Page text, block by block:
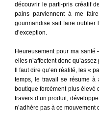
découvrir le parti-pris créatif
pains parviennent à me
gourmandise sait faire oublier
d’exception.
Heureusement pour ma santé
elles n’affectent donc
Il faut dire qu’en réalité, les «
temps, le travail se résume
boutique forcément plus
travers d’un produit,
n’adhère pas à ce mouvement